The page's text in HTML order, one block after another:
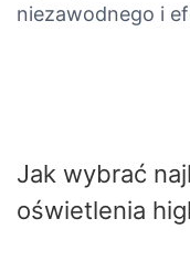
niezawodnego i
Jak wybrać
oświetlenia